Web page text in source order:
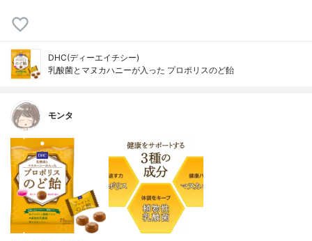
DHC(ディーエイチシー)
乳酸菌とマヌカハニーが入った プロポリスのど飴
モンタ